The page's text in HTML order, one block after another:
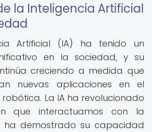
la Inteligencia Artificial
Artificial (IA) ha tenido un
en la sociedad, y su
creciendo a medida que
nuevas aplicaciones en el
La IA ha revolucionado
que interactuamos con la
ha demostrado su capacidad